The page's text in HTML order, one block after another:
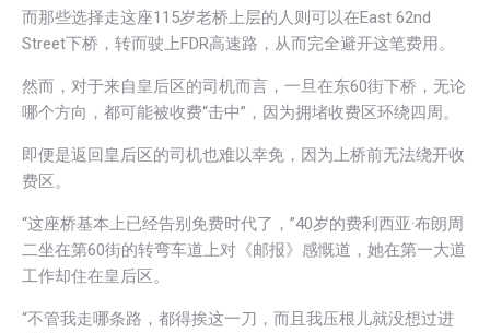
而那些选择走这座115岁老桥上层的人则可以在East 62nd
Street下桥，转而驶上FDR高速路，从而完全避开这笔费用。
然而，对于来自皇后区的司机而言，一旦在东60街下桥，无论
哪个方向，都可能被收费“击中”，因为拥堵收费区环绕四周。
即便是返回皇后区的司机也难以幸免，因为上桥前无法绕开收
费区。
“这座桥基本上已经告别免费时代了，”40岁的费利西亚·布朗周
二坐在第60街的转弯车道上对《邮报》感慨道，她在第一大道
工作却住在皇后区。
“不管我走哪条路，都得挨这一刀，而且我压根儿就没想过进